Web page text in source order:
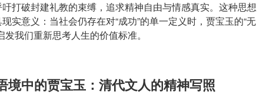
打破封建礼教的束缚，追求精神自由与情感真实。这种思想
实意义：当社会仍存在对“成功”的单一定义时，贾宝玉的“无
发我们重新思考人生的价值标准。
境中的贾宝玉：清代文人的精神写照